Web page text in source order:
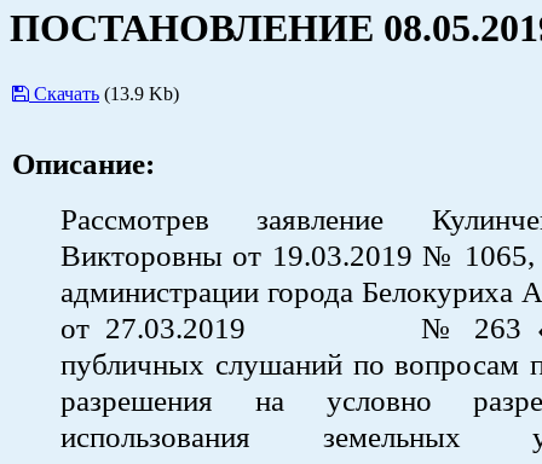
ПОСТАНОВЛЕНИЕ
Скачать (13.9 Kb)
Описание:
Рассмотрев заявление
Викторовны от 19.03.2019 № 1065,
администрации города Белокуриха
от 27.03.2019 № 263 «О
публичных слушаний по вопросам
разрешения на условно
использования земельных